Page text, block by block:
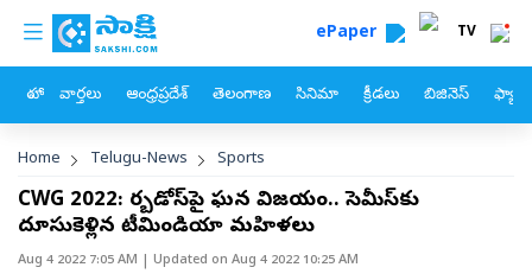
Skip to main content
custom menu ePaper TV
హోం వార్తలు ఆంధ్రప్రదేశ్ తెలంగాణ సినిమా క్రీడలు బిజినెస్
Breadcrumb
Home Telugu-News Sports
CWG 2022: బార్బడోస్‌పై ఘన విజయం.. సెమీస్‌కు
దూసుకెళ్లిన టీమిండియా మహిళలు
Aug 4 2022 7:05 AM | Updated on Aug 4 2022 10:25 AM